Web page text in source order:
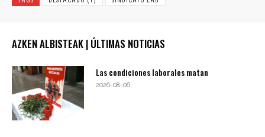
AZKEN ALBISTEAK | ÚLTIMAS NOTICIAS
Las condiciones laborales matan
2026-08-06